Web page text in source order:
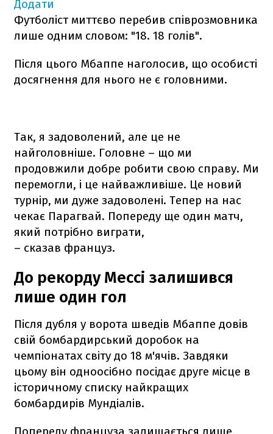
Додати
Футболіст миттєво перебив співрозмовника
лише одним словом: "18. 18 голів".
Після цього Мбаппе наголосив, що особисті
досягнення для нього не є головними.
Так, я задоволений, але це не
найголовніше. Головне – що ми
продовжили добре робити свою справу. Ми
перемогли, і це найважливіше. Це новий
турнір, ми дуже задоволені. Тепер на нас
чекає Парагвай. Попереду ще один матч,
який потрібно виграти,
– сказав француз.
До рекорду Мессі залишився
лише один гол
Після дубля у ворота шведів Мбаппе довів
свій бомбардирський доробок на
чемпіонатах світу до 18 м'ячів. Завдяки
цьому він одноосібно посідає друге місце в
історичному списку найкращих
бомбардирів Мундіалів.
Попереду француза залишається лише